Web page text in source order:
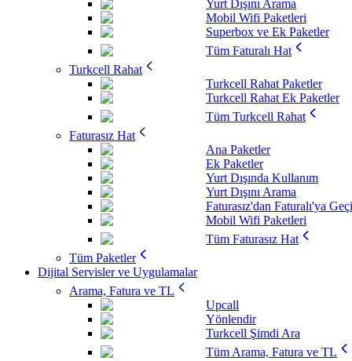
Yurt Dışını Arama
Mobil Wifi Paketleri
Superbox ve Ek Paketler
Tüm Faturalı Hat
Turkcell Rahat
Turkcell Rahat Paketler
Turkcell Rahat Ek Paketler
Tüm Turkcell Rahat
Faturasız Hat
Ana Paketler
Ek Paketler
Yurt Dışında Kullanım
Yurt Dışını Arama
Faturasız'dan Faturalı'ya
Mobil Wifi Paketleri
Tüm Faturasız Hat
Tüm Paketler
Dijital Servisler ve Uygulamalar
Arama, Fatura ve TL
Upcall
Yönlendir
Turkcell Şimdi Ara
Tüm Arama, Fatura ve TL